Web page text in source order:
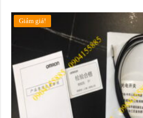
Giảm giá!